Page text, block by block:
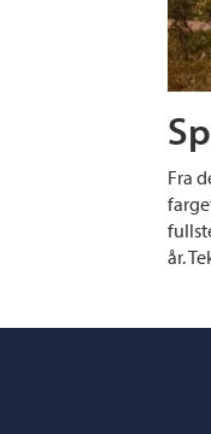
Fra
år.